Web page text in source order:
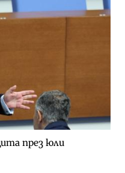
през юли